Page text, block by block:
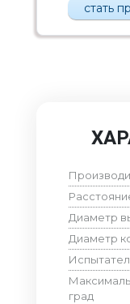
стать
Диаметр
Диаметр
град